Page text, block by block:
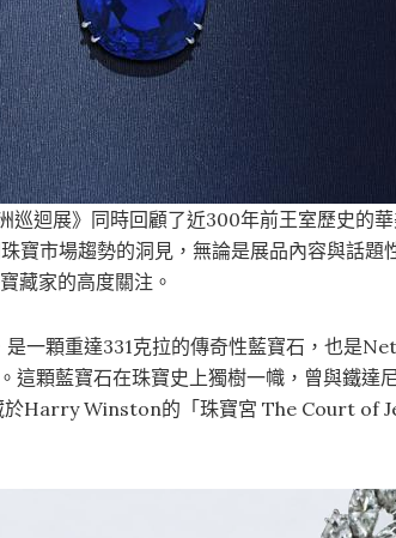
巡迴展》同時回顧了近300年前王室歷史的
寶市場趨勢的洞見，無論是展品內容與話題
藏家的高度關注。
一顆重達331克拉的傳奇性藍寶石，也是
顆藍寶石在珠寶史上獨樹一幟，曾與鐵達
Harry Winston的「珠寶宮 The Court of